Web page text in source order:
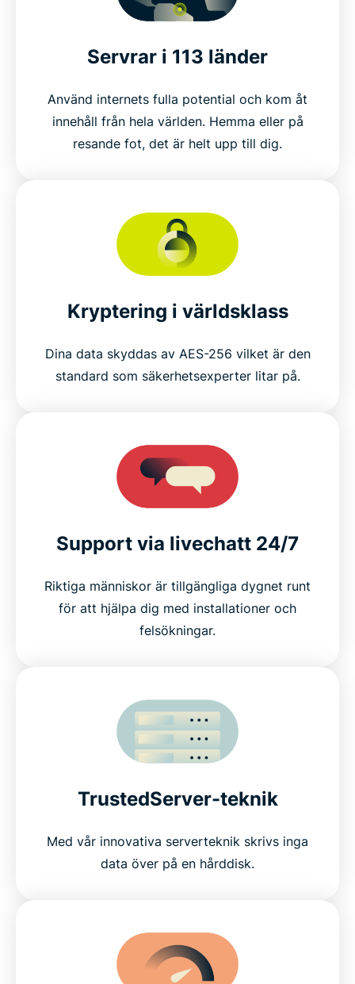
Servrar i 113 länder
Använd internets fulla potential och kom åt
innehåll från hela världen. Hemma eller på
resande fot, det är helt upp till dig.
Kryptering i världsklass
Dina data skyddas av AES-256 vilket är den
standard som säkerhetsexperter litar på.
Support via livechatt 24/7
Riktiga människor är tillgängliga dygnet runt
för att hjälpa dig med installationer och
felsökningar.
TrustedServer-teknik
Med vår innovativa serverteknik skrivs inga
data över på en hårddisk.